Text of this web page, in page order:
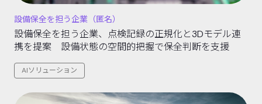
設備保全を担う企業（匿名）
設備保全を担う企業、点検記録の正規化と3Dモデル連
携を提案 設備状態の空間的把握で保全判断を支援
AIソリューション